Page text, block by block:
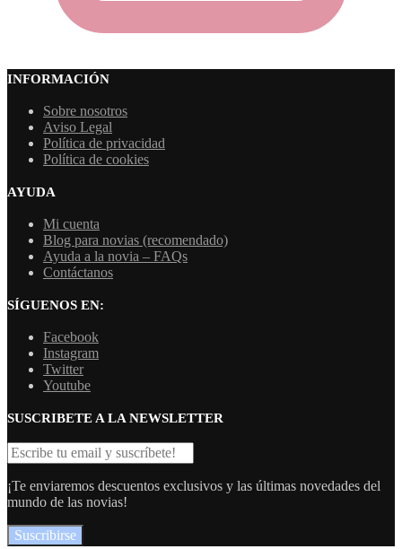
INFORMACIÓN
Sobre nosotros
Aviso Legal
Política de privacidad
Política de cookies
AYUDA
Mi cuenta
Blog para novias (recomendado)
Ayuda a la novia – FAQs
Contáctanos
SÍGUENOS EN:
Facebook
Instagram
Twitter
Youtube
SUSCRIBETE A LA NEWSLETTER
¡Te enviaremos descuentos exclusivos y las últimas novedades del
mundo de las novias!
Suscribirse